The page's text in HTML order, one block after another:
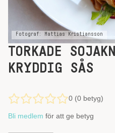
Fotograf: Mattias Kristiansson
TORKADE
KRYDDIG SÅS
0 (0 betyg)
Bli medlem för att ge betyg